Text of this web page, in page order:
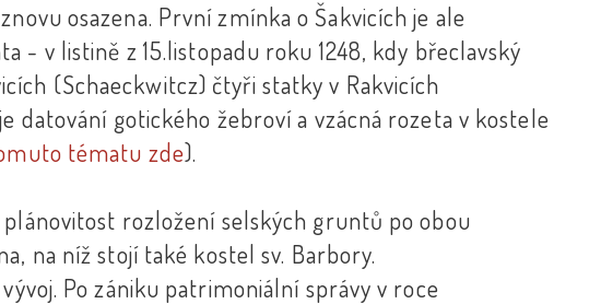
osazena. První zmínka o Šakvicích je ale
- v listině z 15.listopadu roku 1248, kdy břeclavský
(Schaeckwitcz) čtyři statky v Rakvicích
datování gotického žebroví a vzácná rozeta v kostele
tématu zde).
rozložení selských gruntů po obou
na níž stojí také kostel sv. Barbory.
Po zániku patrimoniální správy v roce